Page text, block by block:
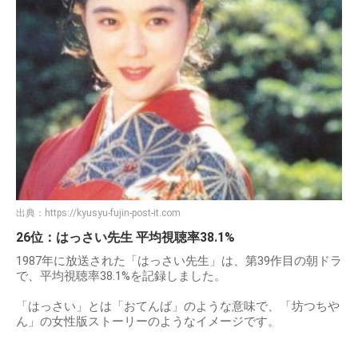
出典： https://kyusyu-fujin-post-it.com
26位：はっさい先生 平均視聴率38.1%
1987年に放送された「はっさい先生」は、第39作目の朝ドラ
で、平均視聴率38.1%を記録しました。
「はっさい」とは「おてんば」のような意味で、「坊つちや
ん」の女性版ストーリーのようなイメージです。